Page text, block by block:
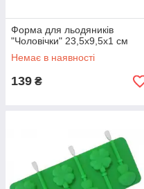
Форма для льодяників
"Чоловічки" 23,5х9,5х1 см
Немає в наявності
139 ₴